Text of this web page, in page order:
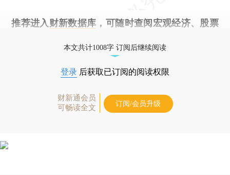
推荐进入 财新数据库 ，可随时查阅宏观经济、股票
本文共计1008字 订阅后继续阅读
登录 后获取已订阅的阅读权限
财新通会员
可畅读全文
订阅/会员升级